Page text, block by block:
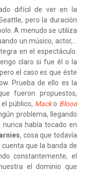
difícil de ver en la
pero la duración
A menudo se utiliza
un músico, actor,…
en el espectáculo.
claro si fue él o la
el caso es que éste
Prueba de ello es la
fueron propuestos,
público, Macko Blood
problema, llegando
había tocado en
, cosa que todavía
que la banda de
constantemente, el
el dominio que